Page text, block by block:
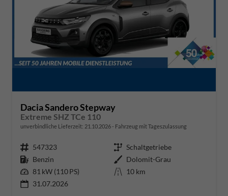
Dacia Sandero Stepway
Extreme SHZ TCe 110
unverbindliche Lieferzeit: 21.10.2026 Fahrzeug mit Tageszulassung
Fahrzeugnr. 547323 Getriebe Schaltgetriebe
Kraftstoff Benzin Außenfarbe Dolomit-Grau
Leistung 81 kW (110 PS) Kilometerstand 10 km
31.07.2026